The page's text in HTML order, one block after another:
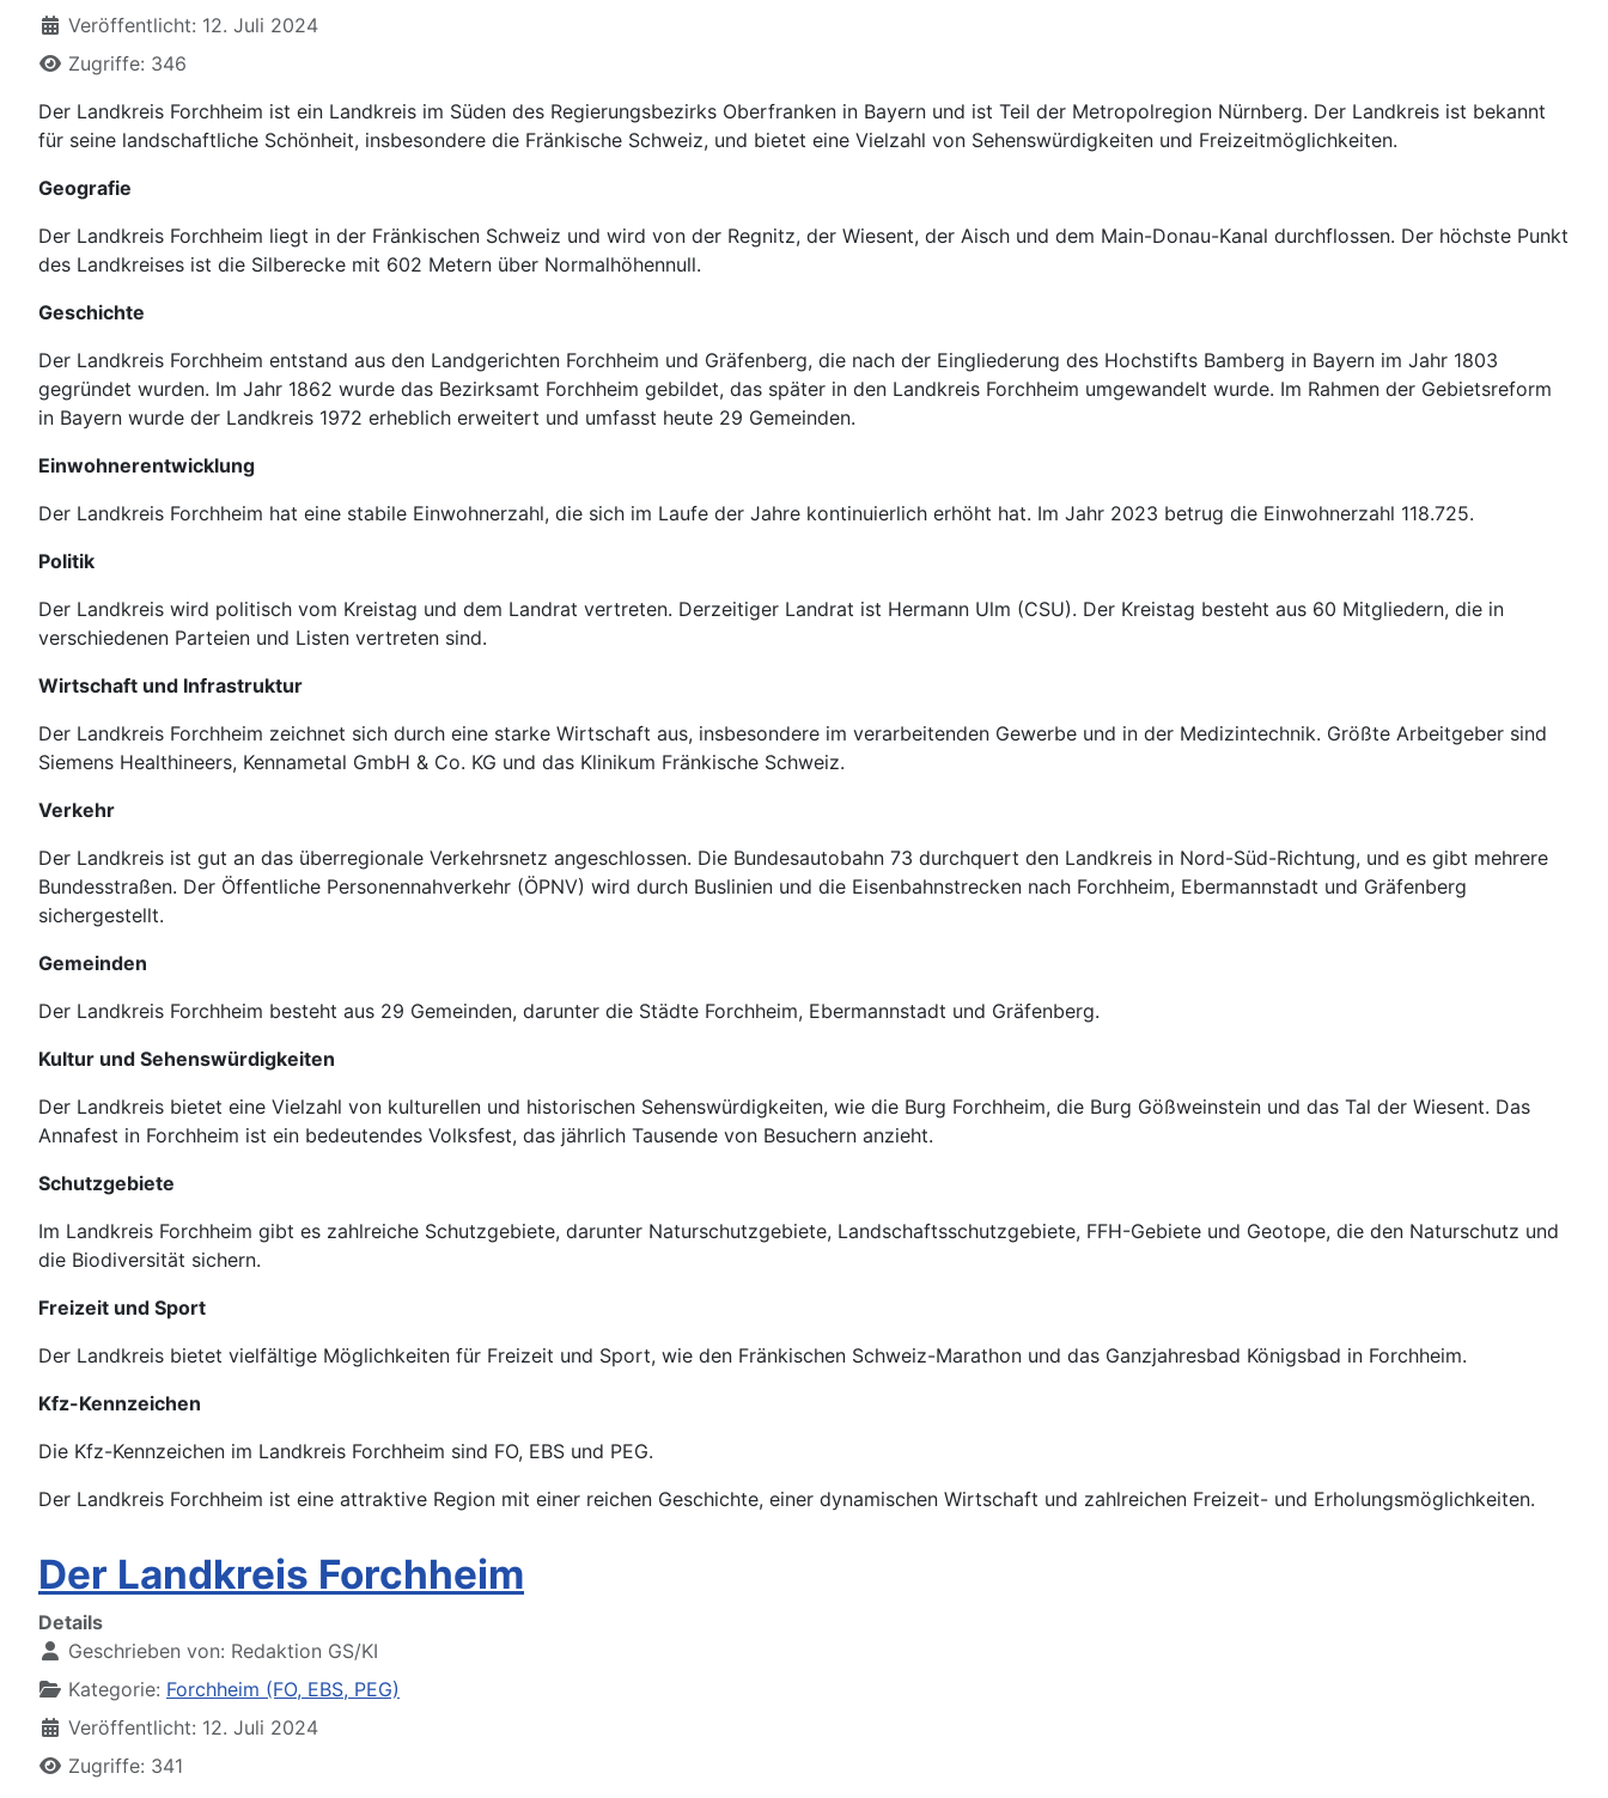
Veröffentlicht: 12. Juli 2024
Zugriffe: 346
Der Landkreis Forchheim ist ein Landkreis im Süden des Regierungsbezirks Oberfranken in Bayern und ist Teil der Metropolregion Nürnberg. Der Landkreis ist bekannt
für seine landschaftliche Schönheit, insbesondere die Fränkische Schweiz, und bietet eine Vielzahl von Sehenswürdigkeiten und Freizeitmöglichkeiten.
Geografie
Der Landkreis Forchheim liegt in der Fränkischen Schweiz und wird von der Regnitz, der Wiesent, der Aisch und dem Main-Donau-Kanal durchflossen. Der höchste Punkt
des Landkreises ist die Silberecke mit 602 Metern über Normalhöhennull.
Geschichte
Der Landkreis Forchheim entstand aus den Landgerichten Forchheim und Gräfenberg, die nach der Eingliederung des Hochstifts Bamberg in Bayern im Jahr 1803
gegründet wurden. Im Jahr 1862 wurde das Bezirksamt Forchheim gebildet, das später in den Landkreis Forchheim umgewandelt wurde. Im Rahmen der Gebietsreform
in Bayern wurde der Landkreis 1972 erheblich erweitert und umfasst heute 29 Gemeinden.
Einwohnerentwicklung
Der Landkreis Forchheim hat eine stabile Einwohnerzahl, die sich im Laufe der Jahre kontinuierlich erhöht hat. Im Jahr 2023 betrug die Einwohnerzahl 118.725.
Politik
Der Landkreis wird politisch vom Kreistag und dem Landrat vertreten. Derzeitiger Landrat ist Hermann Ulm (CSU). Der Kreistag besteht aus 60 Mitgliedern, die in
verschiedenen Parteien und Listen vertreten sind.
Wirtschaft und Infrastruktur
Der Landkreis Forchheim zeichnet sich durch eine starke Wirtschaft aus, insbesondere im verarbeitenden Gewerbe und in der Medizintechnik. Größte Arbeitgeber sind
Siemens Healthineers, Kennametal GmbH & Co. KG und das Klinikum Fränkische Schweiz.
Verkehr
Der Landkreis ist gut an das überregionale Verkehrsnetz angeschlossen. Die Bundesautobahn 73 durchquert den Landkreis in Nord-Süd-Richtung, und es gibt mehrere
Bundesstraßen. Der Öffentliche Personennahverkehr (ÖPNV) wird durch Buslinien und die Eisenbahnstrecken nach Forchheim, Ebermannstadt und Gräfenberg
sichergestellt.
Gemeinden
Der Landkreis Forchheim besteht aus 29 Gemeinden, darunter die Städte Forchheim, Ebermannstadt und Gräfenberg.
Kultur und Sehenswürdigkeiten
Der Landkreis bietet eine Vielzahl von kulturellen und historischen Sehenswürdigkeiten, wie die Burg Forchheim, die Burg Gößweinstein und das Tal der Wiesent. Das
Annafest in Forchheim ist ein bedeutendes Volksfest, das jährlich Tausende von Besuchern anzieht.
Schutzgebiete
Im Landkreis Forchheim gibt es zahlreiche Schutzgebiete, darunter Naturschutzgebiete, Landschaftsschutzgebiete, FFH-Gebiete und Geotope, die den Naturschutz und
die Biodiversität sichern.
Freizeit und Sport
Der Landkreis bietet vielfältige Möglichkeiten für Freizeit und Sport, wie den Fränkischen Schweiz-Marathon und das Ganzjahresbad Königsbad in Forchheim.
Kfz-Kennzeichen
Die Kfz-Kennzeichen im Landkreis Forchheim sind FO, EBS und PEG.
Der Landkreis Forchheim ist eine attraktive Region mit einer reichen Geschichte, einer dynamischen Wirtschaft und zahlreichen Freizeit- und Erholungsmöglichkeiten.
Der Landkreis Forchheim
Details
Geschrieben von: Redaktion GS/KI
Kategorie: Forchheim (FO, EBS, PEG)
Veröffentlicht: 12. Juli 2024
Zugriffe: 341